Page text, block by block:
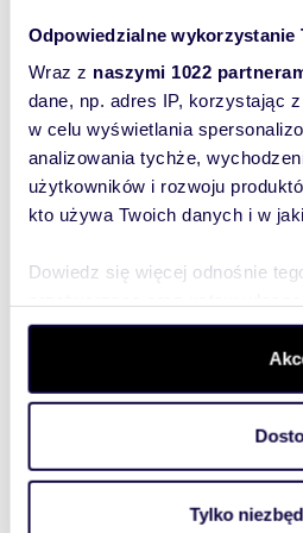
Odpowiedzialne wykorzystanie
Wraz z naszymi 1022
dane, np. adres IP, korzystając
w celu wyświetlania
analizowania tychże,
użytkowników i rozwoju
kto używa Twoich danych i w
Dowiedz się więcej odnośnie
szczegółów. W Deklaracji
wycofać swoją zgodę w dowolnej
aby oferować funkcje
witrynie. Informacje o tym, jak
analitycznym. Partnerzy mogą
Tylko